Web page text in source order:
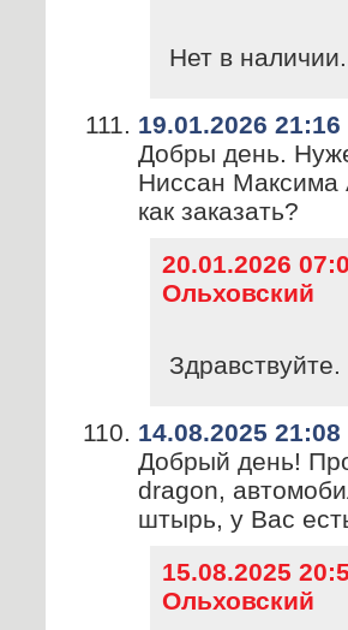
Нет в наличии.
19.01.2026 21:16
Добры день.
Ниссан Максима
как заказать?
20.01.2026
Ольховский
14.08.2025 21:08
Добрый день!
dragon,
штырь, у Вас
15.08.2025
Ольховский